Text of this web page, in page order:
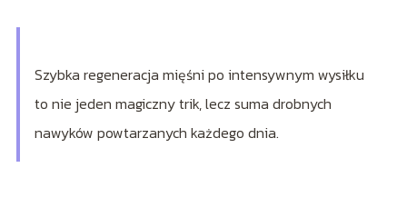
Szybka regeneracja mięśni po intensywnym wysiłku
to nie jeden magiczny trik, lecz suma drobnych
nawyków powtarzanych każdego dnia.